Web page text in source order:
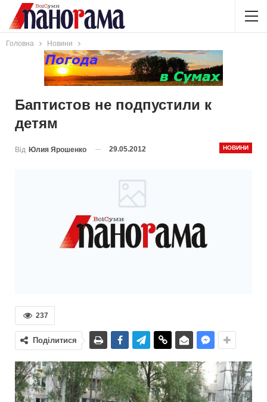
Головна Новини
Баптистов не подпустили к
детям
НОВИНИ
Від Юлия Ярошенко 29.05.2012
237
Поділитися